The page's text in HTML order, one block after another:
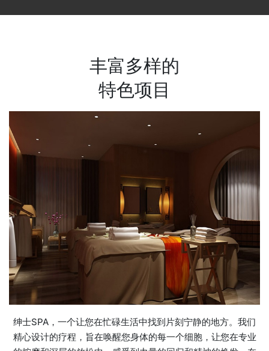
丰富多样的
特色项目
绅士SPA，一个让您在忙碌生活中找到片刻宁静的地方。我们
精心设计的疗程，旨在唤醒您身体的每一个细胞，让您在专业